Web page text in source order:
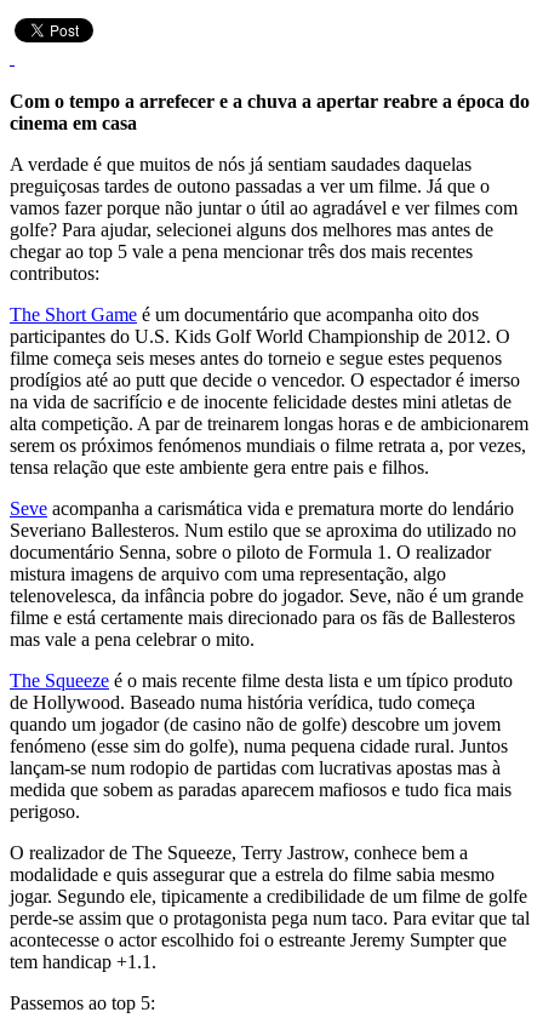
Com o tempo a arrefecer e a chuva a apertar reabre a época do
cinema em casa
A verdade é que muitos de nós já sentiam saudades daquelas
preguiçosas tardes de outono passadas a ver um filme. Já que o
vamos fazer porque não juntar o útil ao agradável e ver filmes com
golfe? Para ajudar, selecionei alguns dos melhores mas antes de
chegar ao top 5 vale a pena mencionar três dos mais recentes
contributos:
The Short Game é um documentário que acompanha oito dos
participantes do U.S. Kids Golf World Championship de 2012. O
filme começa seis meses antes do torneio e segue estes pequenos
prodígios até ao putt que decide o vencedor. O espectador é imerso
na vida de sacrifício e de inocente felicidade destes mini atletas de
alta competição. A par de treinarem longas horas e de ambicionarem
serem os próximos fenómenos mundiais o filme retrata a, por vezes,
tensa relação que este ambiente gera entre pais e filhos.
Seve acompanha a carismática vida e prematura morte do lendário
Severiano Ballesteros. Num estilo que se aproxima do utilizado no
documentário Senna, sobre o piloto de Formula 1. O realizador
mistura imagens de arquivo com uma representação, algo
telenovelesca, da infância pobre do jogador. Seve, não é um grande
filme e está certamente mais direcionado para os fãs de Ballesteros
mas vale a pena celebrar o mito.
The Squeeze é o mais recente filme desta lista e um típico produto
de Hollywood. Baseado numa história verídica, tudo começa
quando um jogador (de casino não de golfe) descobre um jovem
fenómeno (esse sim do golfe), numa pequena cidade rural. Juntos
lançam-se num rodopio de partidas com lucrativas apostas mas à
medida que sobem as paradas aparecem mafiosos e tudo fica mais
perigoso.
O realizador de The Squeeze, Terry Jastrow, conhece bem a
modalidade e quis assegurar que a estrela do filme sabia mesmo
jogar. Segundo ele, tipicamente a credibilidade de um filme de golfe
perde-se assim que o protagonista pega num taco. Para evitar que tal
acontecesse o actor escolhido foi o estreante Jeremy Sumpter que
tem handicap +1.1.
Passemos ao top 5: